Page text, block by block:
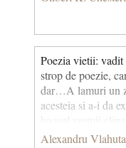
Poezia vietii:
strop de poezie,
dar…A lamuri un
acesteia si a-i da
haosul vremii
eternitate, nu e a
Alexandru Vlahuta